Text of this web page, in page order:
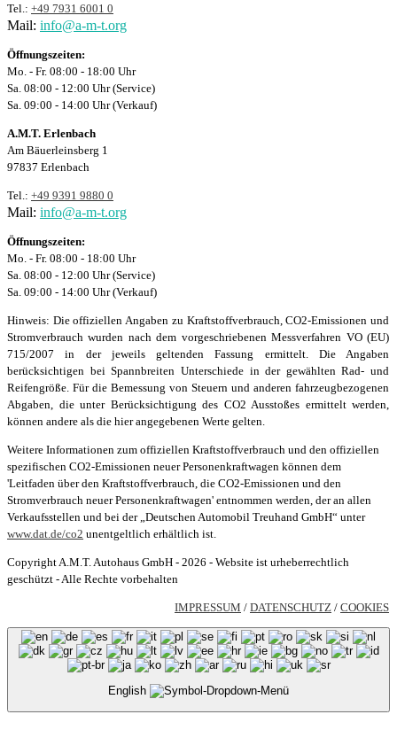
Tel.: +49 7931 6001 0
Mail: info@a-m-t.org
Öffnungszeiten:
Mo. - Fr. 08:00 - 18:00 Uhr
Sa. 08:00 - 12:00 Uhr (Service)
Sa. 09:00 - 14:00 Uhr (Verkauf)
A.M.T. Erlenbach
Am Bäuerleinsberg 1
97837 Erlenbach
Tel.: +49 9391 9880 0
Mail: info@a-m-t.org
Öffnungszeiten:
Mo. - Fr. 08:00 - 18:00 Uhr
Sa. 08:00 - 12:00 Uhr (Service)
Sa. 09:00 - 14:00 Uhr (Verkauf)
Hinweis: Die offiziellen Angaben zu Kraftstoffverbrauch, CO2-Emissionen und
Stromverbrauch wurden nach dem vorgeschriebenen Messverfahren VO (EU)
715/2007 in der jeweils geltenden Fassung ermittelt. Die Angaben
berücksichtigen bei Spannbreiten Unterschiede in der gewählten Rad- und
Reifengröße. Für die Bemessung von Steuern und anderen fahrzeugbezogenen
Abgaben, die unter Berücksichtigung des CO2 Ausstoßes ermittelt werden,
können andere als die hier angegebenen Werte gelten.
Weitere Informationen zum offiziellen Kraftstoffverbrauch und den offiziellen
spezifischen CO2-Emissionen neuer Personenkraftwagen können dem
'Leitfaden über den Kraftstoffverbrauch, die CO2-Emissionen und den
Stromverbrauch neuer Personenkraftwagen' entnommen werden, der an allen
Verkaufsstellen und bei der „Deutschen Automobil Treuhand GmbH“ unter
www.dat.de/co2 unentgeltlich erhältlich ist.
Copyright A.M.T. Autohaus GmbH - 2026 - Website ist urheberrechtlich
geschützt - Alle Rechte vorbehalten
IMPRESSUM / DATENSCHUTZ / COOKIES
English